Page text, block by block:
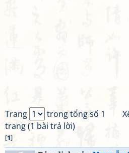
Trang
trong tổng số 1
trang (1 bài trả lời)
[1]